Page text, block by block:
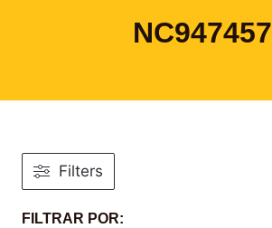
NC947457
Filters
FILTRAR POR: